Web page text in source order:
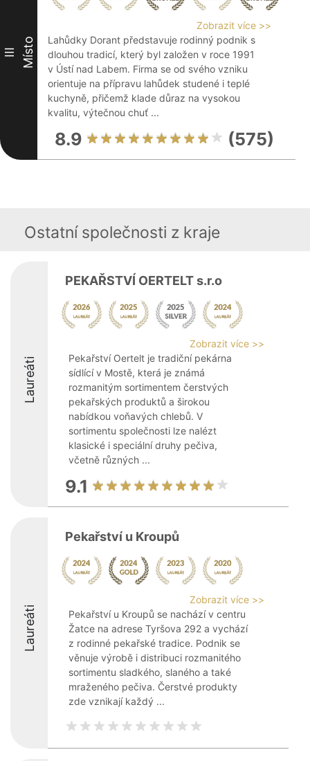
III Místo
Zobrazit více >>
Lahůdky Dorant představuje rodinný podnik s
dlouhou tradicí, který byl založen v roce 1991
v Ústí nad Labem. Firma se od svého vzniku
orientuje na přípravu lahůdek studené i teplé
kuchyně, přičemž klade důraz na vysokou
kvalitu, výtečnou chuť ...
8.9 (575)
Ostatní společnosti z kraje
Laureáti
PEKAŘSTVÍ OERTELT s.r.o
Zobrazit více >>
Pekařství Oertelt je tradiční pekárna
sídlící v Mostě, která je známá
rozmanitým sortimentem čerstvých
pekařských produktů a širokou
nabídkou voňavých chlebů. V
sortimentu společnosti lze nalézt
klasické i speciální druhy pečiva,
včetně různých ...
9.1
Laureáti
Pekařství u Kroupů
Zobrazit více >>
Pekařství u Kroupů se nachází v centru
Žatce na adrese Tyršova 292 a vychází
z rodinné pekařské tradice. Podnik se
věnuje výrobě i distribuci rozmanitého
sortimentu sladkého, slaného a také
mraženého pečiva. Čerstvé produkty
zde vznikají každý ...